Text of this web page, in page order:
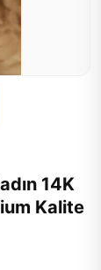
14K
Kalite